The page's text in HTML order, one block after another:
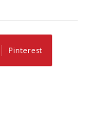
Pinterest